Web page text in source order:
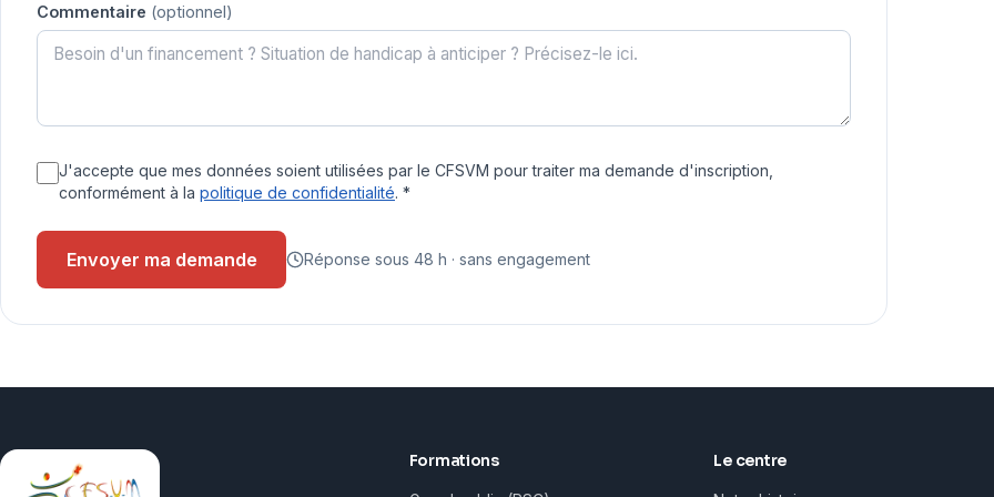
Commentaire (optionnel)
J'accepte que mes données soient utilisées par le CFSVM pour traiter ma demande d'inscription,
conformément à la politique de confidentialité. *
Envoyer ma demande Réponse sous 48 h · sans engagement
Formations Le centre